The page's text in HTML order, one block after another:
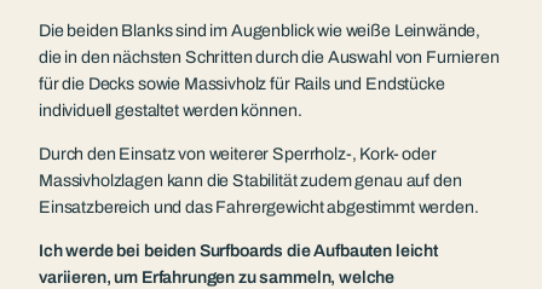
Die beiden Blanks sind im Augenblick wie weiße Leinwände,
die in den nächsten Schritten durch die Auswahl von Furnieren
für die Decks sowie Massivholz für Rails und Endstücke
individuell gestaltet werden können.
Durch den Einsatz von weiterer Sperrholz-, Kork- oder
Massivholzlagen kann die Stabilität zudem genau auf den
Einsatzbereich und das Fahrergewicht abgestimmt werden.
Ich werde bei beiden Surfboards die Aufbauten leicht
variieren, um Erfahrungen zu sammeln, welche